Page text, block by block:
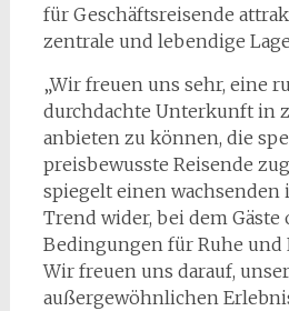
für Geschäftsreisende
zentrale und lebendige
„Wir freuen uns sehr, eine
durchdachte Unterkunft in
anbieten zu können, die
preisbewusste Reisende
spiegelt einen
Trend wider, bei dem Gäste
Bedingungen für Ruhe und
Wir freuen uns darauf,
außergewöhnlichen